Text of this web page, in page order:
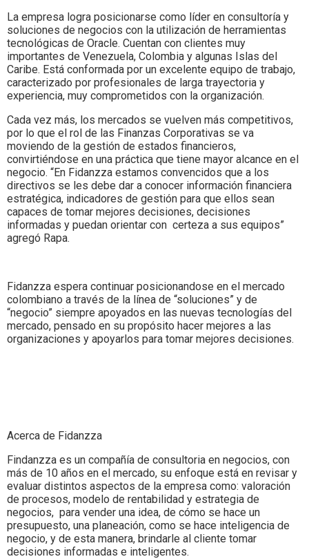
La empresa logra posicionarse como líder en consultoría y
soluciones de negocios con la utilización de herramientas
tecnológicas de Oracle. Cuentan con clientes muy
importantes de Venezuela, Colombia y algunas Islas del
Caribe. Está conformada por un excelente equipo de trabajo,
caracterizado por profesionales de larga trayectoria y
experiencia, muy comprometidos con la organización.
Cada vez más, los mercados se vuelven más competitivos,
por lo que el rol de las Finanzas Corporativas se va
moviendo de la gestión de estados financieros,
convirtiéndose en una práctica que tiene mayor alcance en el
negocio. “En Fidanzza estamos convencidos que a los
directivos se les debe dar a conocer información financiera
estratégica, indicadores de gestión para que ellos sean
capaces de tomar mejores decisiones, decisiones
informadas y puedan orientar con certeza a sus equipos”
agregó Rapa.
Fidanzza espera continuar posicionandose en el mercado
colombiano a través de la línea de “soluciones” y de
“negocio” siempre apoyados en las nuevas tecnologías del
mercado, pensado en su propósito hacer mejores a las
organizaciones y apoyarlos para tomar mejores decisiones.
Acerca de Fidanzza
Findanzza es un compañía de consultoria en negocios, con
más de 10 años en el mercado, su enfoque está en revisar y
evaluar distintos aspectos de la empresa como: valoración
de procesos, modelo de rentabilidad y estrategia de
negocios, para vender una idea, de cómo se hace un
presupuesto, una planeación, como se hace inteligencia de
negocio, y de esta manera, brindarle al cliente tomar
decisiones informadas e inteligentes.